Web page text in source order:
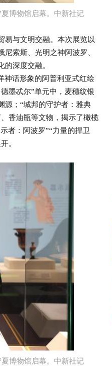
博物馆启幕。中新社记
与文明交融。本次展览以
索斯、光明之神阿波罗、
深度交融。
话形象的阿普利亚式红绘
墨忒尔”单元中，麦穗纹银
源；“城邦的守护者：雅典
香油瓶等文物，揭示了橄榄
者：阿波罗”“力量的捍卫
。
博物馆启幕。中新社记